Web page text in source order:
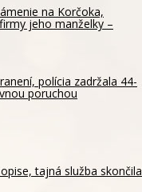
na Korčoka,
jeho manželky –
polícia zadržala 44-
poruchou
tajná služba skončila